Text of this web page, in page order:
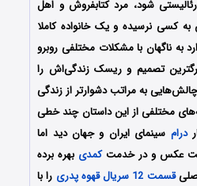
شود، مرد کتابفروش و اهل
کسی نرسیده و یک خانواده کاملا
به ناگهان با مشکلات مختلفی روبرو
تصمیم و ریسک زندگی‌اش را
به مراتب دشوارتر از زندگی
مختلفی از این داستان چند خطی
درام سینمای ایران و جهان دید اما
عکس و در خدمتکمدی بهره برده
قسمت 12 سریال قهوه پدری
را با